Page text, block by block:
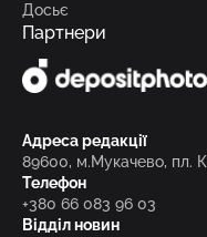
Досьє
Партнери
Адреса редакції
89600, м.Мукачево, пл.
Телефон
+380 66 083 96 03
Відділ новин